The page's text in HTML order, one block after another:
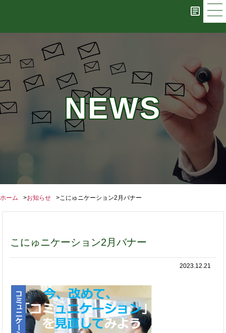
NEWS
ホーム お知らせ こにゅニケーション2月バナー
こにゅニケーション2月バナー
2023.12.21